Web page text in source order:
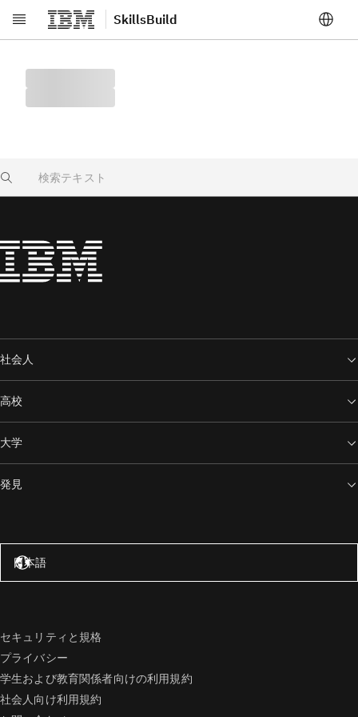
メインコンテンツへスキップ
SkillsBuild
Search
社会人
高校
大学
発見
日本語
セキュリティと規格
プライバシー
学生および教育関係者向けの利用規約
社会人向け利用規約